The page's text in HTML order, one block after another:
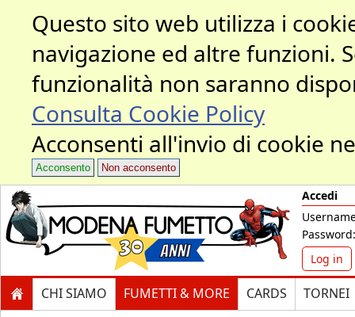
Questo sito web utilizza i
navigazione ed altre funzioni.
funzionalità non saranno
Consulta Cookie Policy
Acconsenti all'invio di cookie
Acconsento Non acconsento
Accedi
Password:
Log in
CHI SIAMO FUMETTI & MORE CARDS TORNEI